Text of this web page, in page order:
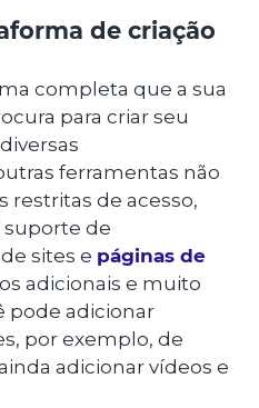
de criação
completa que a sua
para criar seu
ferramentas não
restritas de acesso,
suporte de
sites e páginas de
adicionais e muito
pode adicionar
por exemplo, de
adicionar vídeos e